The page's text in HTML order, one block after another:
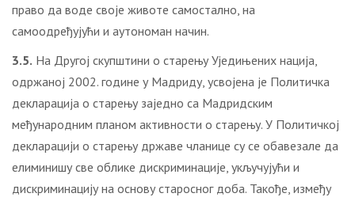
право да воде своје животе самостално, на
самоодређујући и аутономан начин.
3.5. На Другој скупштини о старењу Уједињених нација,
одржаној 2002. године у Мадриду, усвојена је Политичка
декларација о старењу заједно са Мадридским
међународним планом активности о старењу. У Политичкој
декларацији о старењу државе чланице су се обавезале да
елиминишу све облике дискриминације, укључујући и
дискриминацију на основу старосног доба. Такође, између